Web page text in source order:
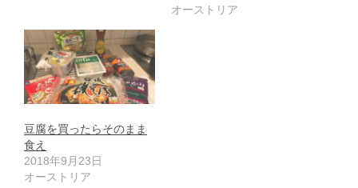
オーストリア
豆腐を買ったらそのまま
食え
2018年9月23日
オーストリア